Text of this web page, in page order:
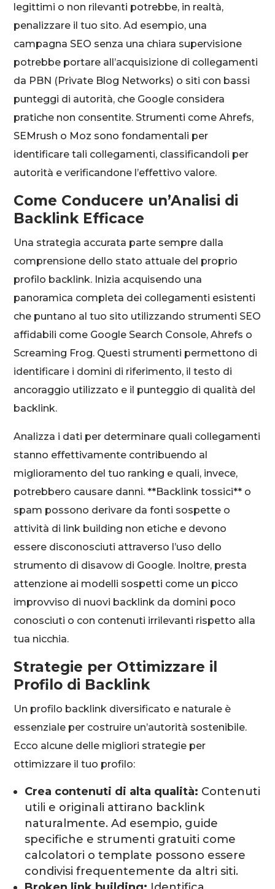
legittimi o non rilevanti potrebbe, in realtà,
penalizzare il tuo sito. Ad esempio, una
campagna SEO senza una chiara supervisione
potrebbe portare all’acquisizione di collegamenti
da PBN (Private Blog Networks) o siti con bassi
punteggi di autorità, che Google considera
pratiche non consentite. Strumenti come Ahrefs,
SEMrush o Moz sono fondamentali per
identificare tali collegamenti, classificandoli per
autorità e verificandone l’effettivo valore.
Come Conducere un’Analisi di
Backlink Efficace
Una strategia accurata parte sempre dalla
comprensione dello stato attuale del proprio
profilo backlink. Inizia acquisendo una
panoramica completa dei collegamenti esistenti
che puntano al tuo sito utilizzando strumenti SEO
affidabili come Google Search Console, Ahrefs o
Screaming Frog. Questi strumenti permettono di
identificare i domini di riferimento, il testo di
ancoraggio utilizzato e il punteggio di qualità del
backlink.
Analizza i dati per determinare quali collegamenti
stanno effettivamente contribuendo al
miglioramento del tuo ranking e quali, invece,
potrebbero causare danni. **Backlink tossici** o
spam possono derivare da fonti sospette o
attività di link building non etiche e devono
essere disconosciuti attraverso l’uso dello
strumento di disavow di Google. Inoltre, presta
attenzione ai modelli sospetti come un picco
improvviso di nuovi backlink da domini poco
conosciuti o con contenuti irrilevanti rispetto alla
tua nicchia.
Strategie per Ottimizzare il
Profilo di Backlink
Un profilo backlink diversificato e naturale è
essenziale per costruire un’autorità sostenibile.
Ecco alcune delle migliori strategie per
ottimizzare il tuo profilo:
Crea contenuti di alta qualità: Contenuti
utili e originali attirano backlink
naturalmente. Ad esempio, guide
specifiche e strumenti gratuiti come
calcolatori o template possono essere
condivisi frequentemente da altri siti.